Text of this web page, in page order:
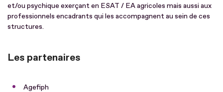
et/ou psychique exerçant en ESAT / EA agricoles mais aussi aux
professionnels encadrants qui les accompagnent au sein de ces
structures.
Les partenaires
Agefiph